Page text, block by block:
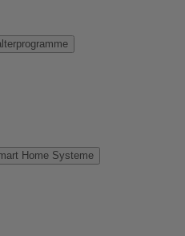
Home Systeme